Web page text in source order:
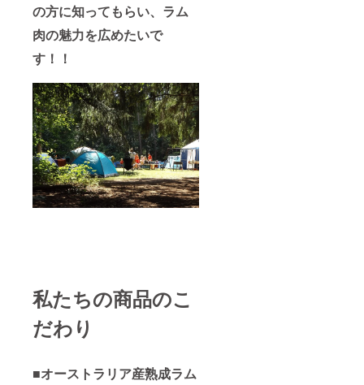
の方に知ってもらい、ラム
肉の魅力を広めたいで
す！！
私たちの商品のこ
だわり
■オーストラリア産熟成ラム